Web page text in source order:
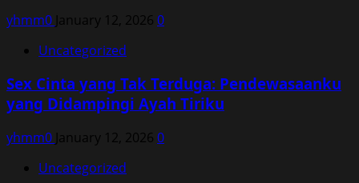
yhmm0 January 12, 2026 0
Uncategorized
Sex Cinta yang Tak Terduga: Pendewasaanku
yang Didampingi Ayah Tiriku
yhmm0 January 12, 2026 0
Uncategorized